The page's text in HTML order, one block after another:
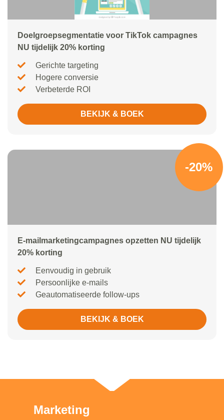
Doelgroepsegmentatie voor TikTok campagnes
NU tijdelijk 20% korting
Gerichte targeting
Hogere conversie
Verbeterde ROI
BEKIJK & BOEK
-20%
E-mailmarketingcampagnes opzetten NU tijdelijk
20% korting
Eenvoudig in gebruik
Persoonlijke e-mails
Geautomatiseerde follow-ups
BEKIJK & BOEK
Marketing